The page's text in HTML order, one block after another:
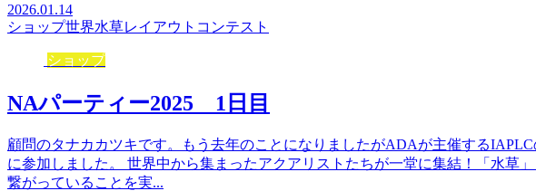
2026.01.14
ショップ世界水草レイアウトコンテスト
ショップ
NAパーティー2025 1日目
顧問のタナカカツキです。もう去年のことになりましたがADAが主催する
に参加しました。 世界中から集まったアクアリストたちが一堂に集結！「水草
繋がっていることを実...